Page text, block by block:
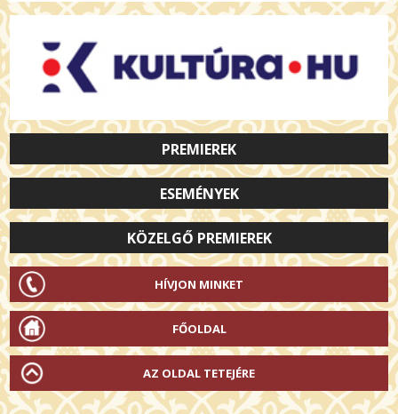
PREMIEREK
ESEMÉNYEK
KÖZELGŐ PREMIEREK
HÍVJON MINKET
FŐOLDAL
AZ OLDAL TETEJÉRE